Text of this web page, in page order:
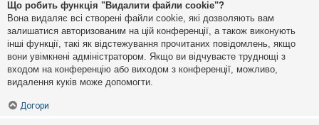
Що робить функція "Видалити файли cookie"?
Вона видаляє всі створені файли cookie, які дозволяють вам
залишатися авторизованим на цій конференції, а також виконують
інші функції, такі як відстежування прочитаних повідомлень, якщо
вони увімкнені адміністратором. Якщо ви відчуваєте труднощі з
входом на конференцію або виходом з конференції, можливо,
видалення куків може допомогти.
Догори